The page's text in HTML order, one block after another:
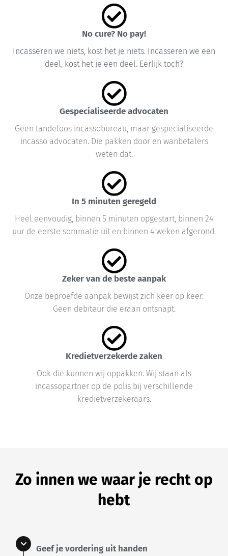
No cure? No pay!
Incasseren we niets, kost het je niets. Incasseren we een
deel, kost het je een deel. Eerlijk toch?
Gespecialiseerde advocaten
Geen tandeloos incassobureau, maar gespecialiseerde
incasso advocaten. Die pakken door en wanbetalers
weten dat.
In 5 minuten geregeld
Heel eenvoudig, binnen 5 minuten opgestart, binnen 24
uur de eerste sommatie uit en binnen 4 weken afgerond.
Zeker van de beste aanpak
Onze beproefde aanpak bewijst zich keer op keer.
Geen debiteur die eraan ontsnapt.
Kredietverzekerde zaken
Ook die kunnen wij oppakken. Wij staan als
incassopartner op de polis bij verschillende
kredietverzekeraars.
Zo innen we waar je recht op
hebt
Geef je vordering uit handen